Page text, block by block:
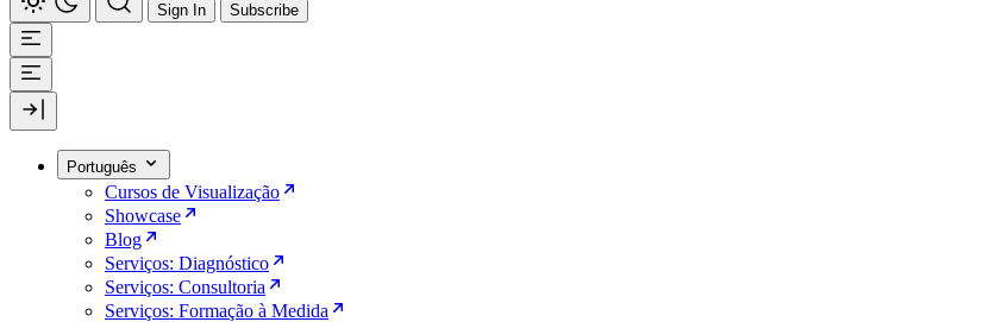
Sign In Subscribe
Português
Cursos de Visualização
Showcase
Blog
Serviços: Diagnóstico
Serviços: Consultoria
Serviços: Formação à Medida